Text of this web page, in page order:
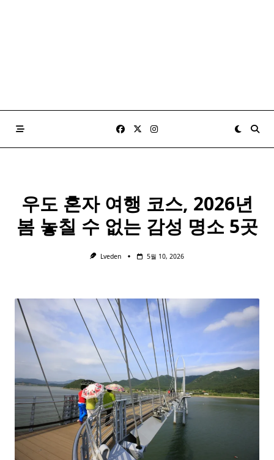
우도 혼자 여행 코스, 2026년
봄 놓칠 수 없는 감성 명소 5곳
Lveden 5월 10, 2026